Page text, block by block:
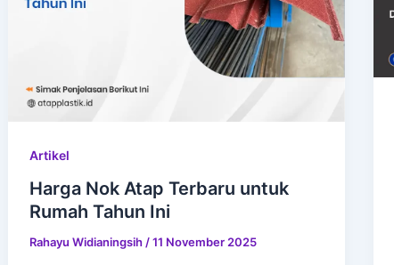
Artikel
Harga Nok Atap Terbaru untuk
Rumah Tahun Ini
Rahayu Widianingsih/11 November 2025